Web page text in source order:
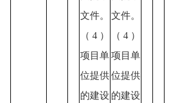
文件。
（4）
项目单
位提供
的建设
文件。
（4）
项目单
位提供
的建设